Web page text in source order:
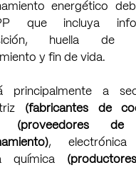
energético
que incluya
huella de
y fin de vida.
principalmente a
(fabricantes de
(proveedores
,
química